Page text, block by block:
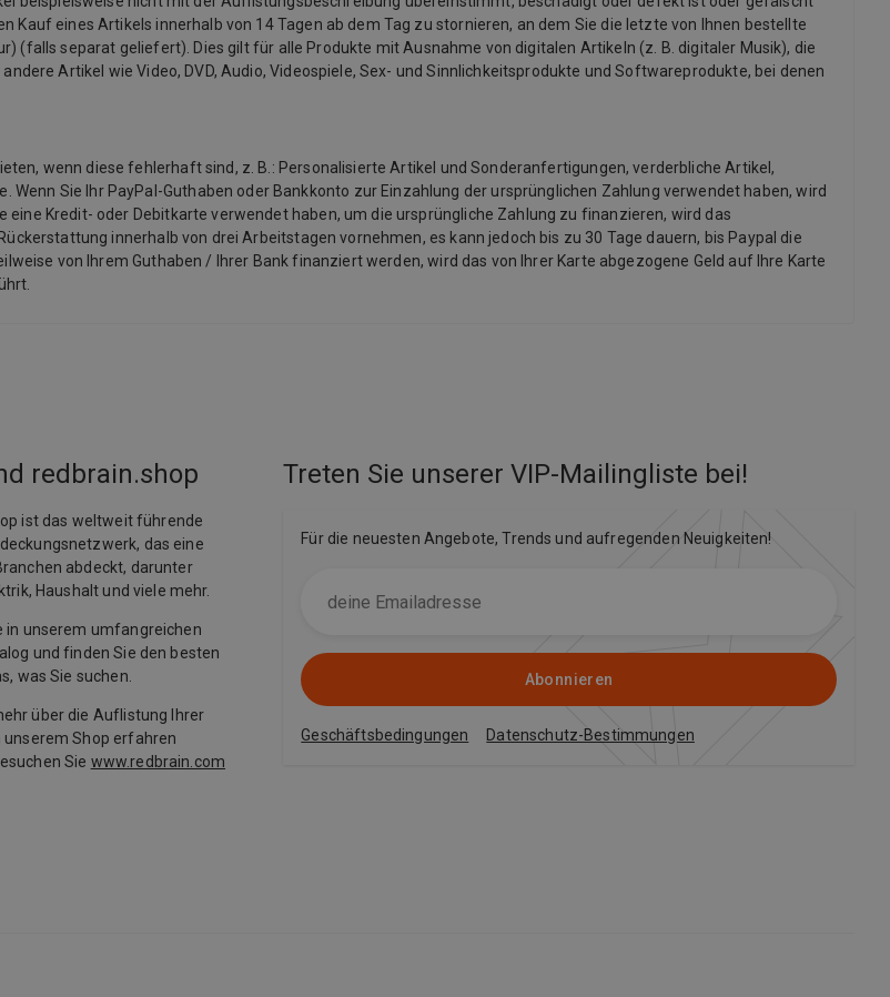
Kauf eines Artikels innerhalb von 14 Tagen ab dem Tag zu stornieren, an dem Sie die letzte von Ihnen bestellte
(falls separat geliefert). Dies gilt für alle Produkte mit Ausnahme von digitalen Artikeln (z. B. digitaler Musik), die
Artikel wie Video, DVD, Audio, Videospiele, Sex- und Sinnlichkeitsprodukte und Softwareprodukte, bei denen
wenn diese fehlerhaft sind, z. B.: Personalisierte Artikel und Sonderanfertigungen, verderbliche Artikel,
Sie Ihr PayPal-Guthaben oder Bankkonto zur Einzahlung der ursprünglichen Zahlung verwendet haben, wird
Kredit- oder Debitkarte verwendet haben, um die ursprüngliche Zahlung zu finanzieren, wird das
innerhalb von drei Arbeitstagen vornehmen, es kann jedoch bis zu 30 Tage dauern, bis Paypal die
von Ihrem Guthaben / Ihrer Bank finanziert werden, wird das von Ihrer Karte abgezogene Geld auf Ihre Karte
redbrain.shop
ist das weltweit führende
das eine
abdeckt, darunter
Haushalt und viele mehr.
in unserem umfangreichen
und finden Sie den besten
was Sie suchen.
über die Auflistung Ihrer
unserem Shop erfahren
Sie www.redbrain.com
Treten Sie unserer VIP-Mailingliste bei!
Für die neuesten Angebote, Trends und aufregenden Neuigkeiten!
Abonnieren
Geschäftsbedingungen Datenschutz-Bestimmungen